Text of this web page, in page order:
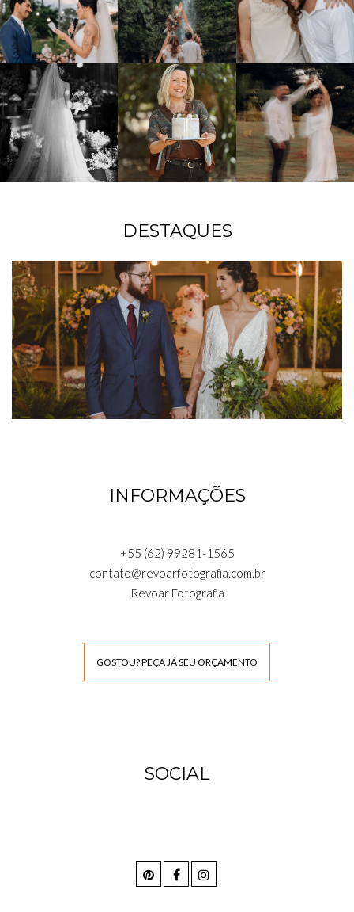
DESTAQUES
INFORMAÇÕES
+55 (62) 99281-1565
contato@revoarfotografia.com.br
Revoar Fotografia
GOSTOU? PEÇA JÁ SEU ORÇAMENTO
SOCIAL